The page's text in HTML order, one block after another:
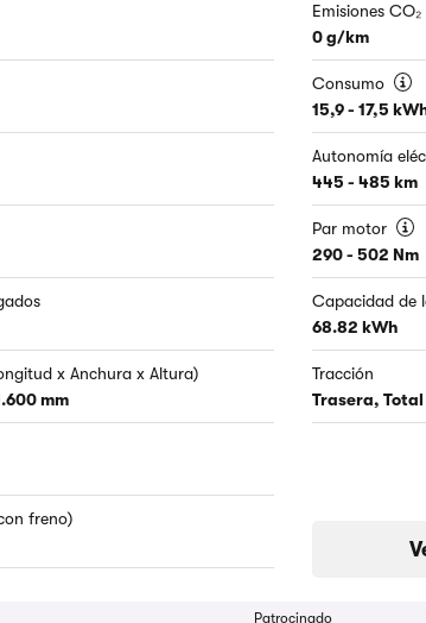
x Anchura x Altura)
mm
freno)
Emisiones CO₂
0 g/km
Consumo
15,9 - 17,5
Autonomía
445 - 485 km
Par motor
290 - 502 Nm
Capacidad de
68.82 kWh
Tracción
Trasera, Total
Patrocinado